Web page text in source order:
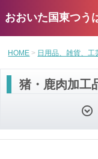
おおいた国東つう
HOME 日用品、雑貨、工
猪・鹿肉加工